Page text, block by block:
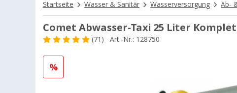
Startseite Wasser & Sanitär Wasserversorgung Ab-
Comet Abwasser-Taxi 25 Liter
(71) Art.-Nr.: 128750
%